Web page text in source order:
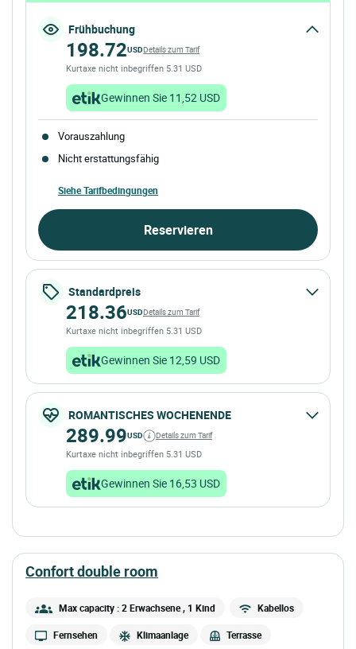
Frühbuchung
198.72USDDetails zum Tarif
Kurtaxe nicht inbegriffen 5.31 USD
Gewinnen Sie 11,52 USD
Vorauszahlung
Nicht erstattungsfähig
Siehe Tarifbedingungen
Reservieren
Standardpreis
218.36USDDetails zum Tarif
Kurtaxe nicht inbegriffen 5.31 USD
Gewinnen Sie 12,59 USD
ROMANTISCHES WOCHENENDE
289.99USD Details zum Tarif
Kurtaxe nicht inbegriffen 5.31 USD
Gewinnen Sie 16,53 USD
confort double room
Max capacity : 2 Erwachsene, 1 Kind Kabellos
Fernsehen Klimaanlage Terrasse